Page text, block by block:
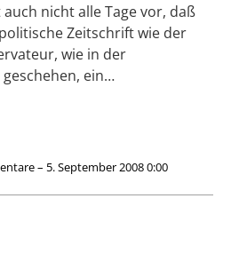
nicht alle Tage vor, daß
Zeitschrift wie der
wie in der
ein…
– 5. September 2008 0:00